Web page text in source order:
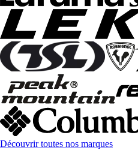
Découvrir toutes nos marques